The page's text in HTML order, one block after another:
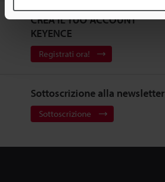
CREA IL TUO ACCOUNT
KEYENCE
Registrati ora!
Sottoscrizione alla newsletter
Sottoscrizione